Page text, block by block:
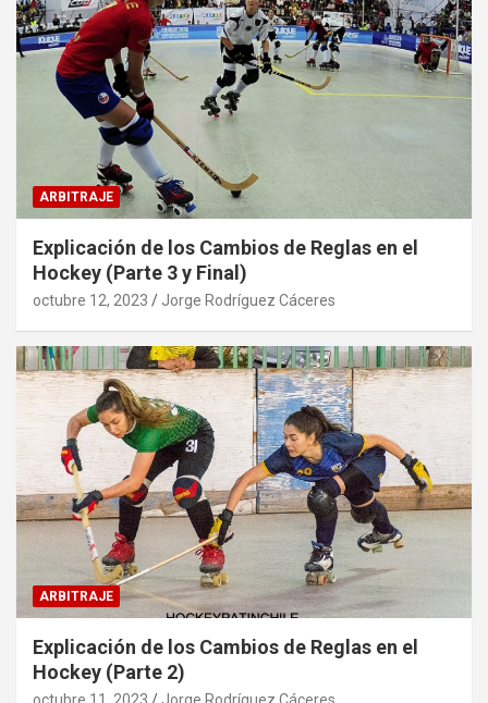
ARBITRAJE
Explicación de los Cambios de Reglas en el
Hockey (Parte 3 y Final)
octubre 12, 2023 Jorge Rodríguez Cáceres
ARBITRAJE
Explicación de los Cambios de Reglas en el
Hockey (Parte 2)